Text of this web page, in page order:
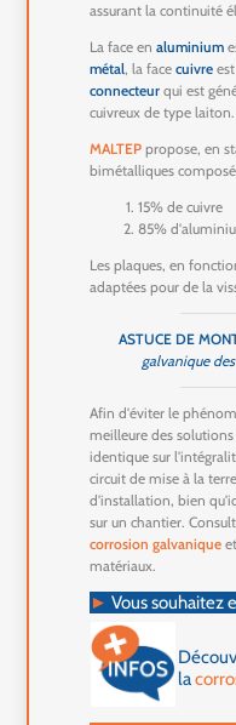
assurant la continuité
La face enaluminium
métal, la facecuivre
connecteur qui est
cuivreux de type laiton.
MALTEP propose, en
bimétalliques
15% de cuivre
85%
Les plaques, en
adaptées pour de la
ASTUCE DE
galvanique
Afin d'éviter le
meilleure des
identique sur
circuit de mise à la
d'installation, bien
sur un chantier.
corrosion galvanique
matériaux.
► Vous souhaitez
la